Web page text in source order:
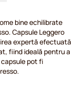
bine echilibrate
Capsule Leggero
expertă efectuată
fiind ideală pentru a
pot fi